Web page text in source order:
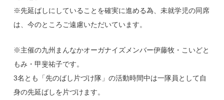
※先延ばしにしていることを確実に進める為、未就学児の同席
は、今のところご遠慮いただいています。
※主催の九州まんなかオーガナイズメンバー伊藤牧・こいどと
もみ・甲斐祐子です。
3名とも「先のばし片づけ隊」の活動時間中は一隊員として自
身の先延ばしを片づけます。